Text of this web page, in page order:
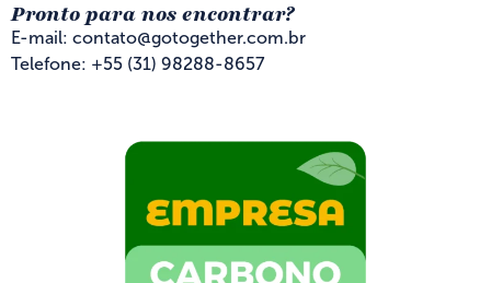
Pronto para nos encontrar?
E-mail: contato@gotogether.com.br
Telefone: +55 (31) 98288-8657